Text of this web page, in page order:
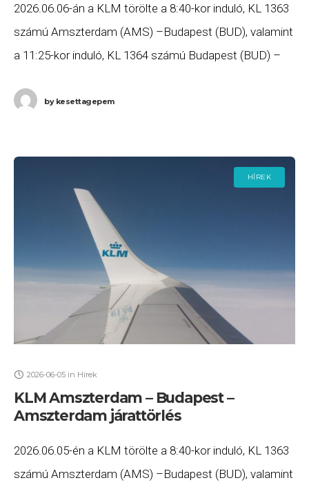
2026.06.06-án a KLM törölte a 8:40-kor induló, KL 1363
számú Amszterdam (AMS) –Budapest (BUD), valamint
a 11:25-kor induló, KL 1364 számú Budapest (BUD) –
bykesettagepem
HÍREK
2026-06-05 in Hírek
KLM Amszterdam – Budapest –
Amszterdam járattörlés
2026.06.05-én a KLM törölte a 8:40-kor induló, KL 1363
számú Amszterdam (AMS) –Budapest (BUD), valamint